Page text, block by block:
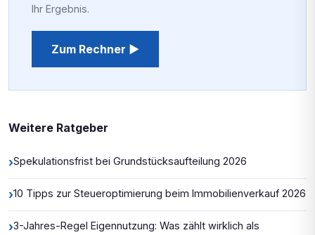
Ihr Ergebnis.
Zum Rechner ▶
Weitere Ratgeber
›Spekulationsfrist bei Grundstücksaufteilung 2026
›10 Tipps zur Steueroptimierung beim Immobilienverkauf 2026
›3-Jahres-Regel Eigennutzung: Was zählt wirklich als